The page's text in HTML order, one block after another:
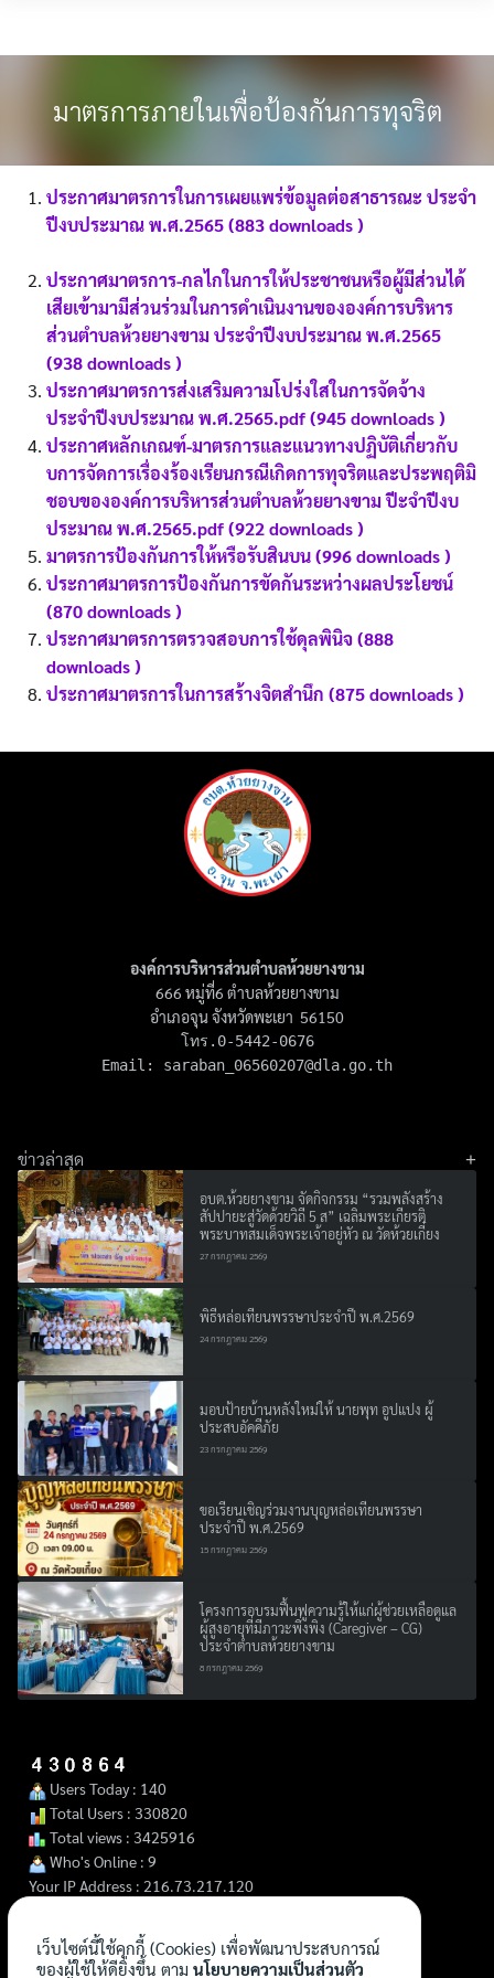
Search
for:
มาตรการภายในเพื่อป้องกันการทุจริต
ประกาศมาตรการในการเผยแพร่ข้อมูลต่อสาธารณะ ประจำ
ปีงบประมาณ พ.ศ.2565 (883 downloads )
ประกาศมาตรการ-กลไกในการให้ประชาชนหรือผู้มีส่วนได้
เสียเข้ามามีส่วนร่วมในการดำเนินงานขององค์การบริหาร
ส่วนตำบลห้วยยางขาม ประจำปีงบประมาณ พ.ศ.2565
(938 downloads )
ประกาศมาตรการส่งเสริมความโปร่งใสในการจัดจ้าง
ประจำปีงบประมาณ พ.ศ.2565.pdf (945 downloads )
ประกาศหลักเกณฑ์-มาตรการและแนวทางปฏิบัติเกี่ยวกับ
บการจัดการเรื่องร้องเรียนกรณีเกิดการทุจริตและประพฤติมิ
ชอบขององค์การบริหารส่วนตำบลห้วยยางขาม ปีะจำปีงบ
ประมาณ พ.ศ.2565.pdf (922 downloads )
มาตรการป้องกันการให้หรือรับสินบน (996 downloads )
ประกาศมาตรการป้องกันการขัดกันระหว่างผลประโยชน์
(870 downloads )
ประกาศมาตรการตรวจสอบการใช้ดุลพินิจ (888
downloads )
ประกาศมาตรการในการสร้างจิตสำนึก (875 downloads )
องค์การบริหารส่วนตำบลห้วยยางขาม
666 หมู่ที่6 ตำบลห้วยยางขาม
อำเภอจุน จังหวัดพะเยา 56150
โทร.0-5442-0676
Email: saraban_06560207@dla.go.th
ข่าวล่าสุด
อบต.ห้วยยางขาม จัดกิจกรรม “รวมพลังสร้าง
สัปปายะสู่วัดด้วยวิถี 5 ส” เฉลิมพระเกียรติ
พระบาทสมเด็จพระเจ้าอยู่หัว ณ วัดห้วยเกี๋ยง
27 กรกฎาคม 2569
พิธีหล่อเทียนพรรษาประจำปี พ.ศ.2569
24 กรกฎาคม 2569
มอบป้ายบ้านหลังใหม่ให้ นายพุท อูปแปง ผู้
ประสบอัคคีภัย
23 กรกฎาคม 2569
ขอเรียนเชิญร่วมงานบุญหล่อเทียนพรรษา
ประจำปี พ.ศ.2569
15 กรกฎาคม 2569
โครงการอบรมฟื้นฟูความรู้ให้แก่ผู้ช่วยเหลือดูแล
ผู้สูงอายุที่มีภาวะพึ่งพิง (Caregiver – CG)
ประจำตำบลห้วยยางขาม
8 กรกฎาคม 2569
Users Today : 140
Total Users : 330820
Total views : 3425916
Who's Online : 9
Your IP Address : 216.73.217.120
เว็บไซต์นี้ใช้คุกกี้ (Cookies) เพื่อพัฒนาประสบการณ์
ของผู้ใช้ให้ดียิ่งขึ้น ตาม นโยบายความเป็นส่วนตัว